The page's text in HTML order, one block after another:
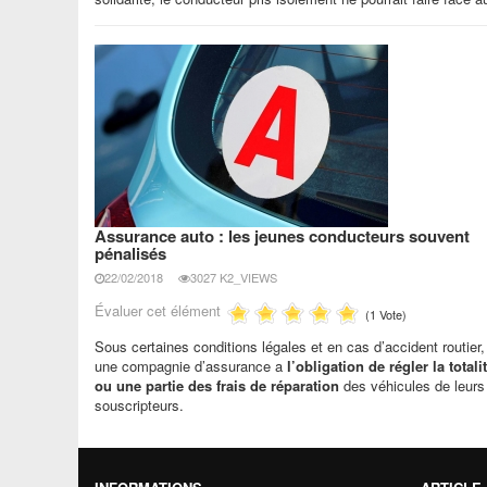
Assurance auto : les jeunes conducteurs souvent
pénalisés
22/02/2018 3027 K2_VIEWS
Évaluer cet élément (1 Vote)
Sous certaines conditions légales et en cas d’accident routier,
une compagnie d’assurance a l’obligation de régler la
ou une partie des frais de réparation des véhicules de leurs
souscripteurs.